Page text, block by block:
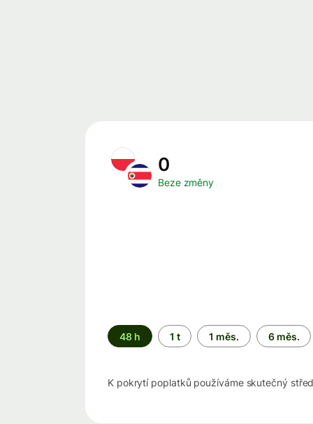
0
Beze změny
Časové
období
48 h 1 t 1 měs. 6 měs.
K pokrytí poplatků používáme skutečný